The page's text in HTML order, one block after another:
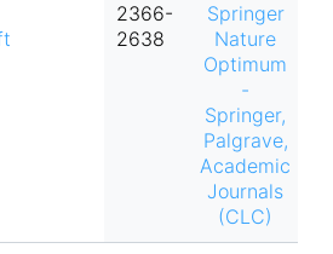
2366-
2638
Springer
Nature
Optimum
-
Springer,
Palgrave,
Academic
Journals
(CLC)